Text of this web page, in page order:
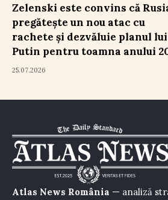
Zelenski este convins că
pregătește un nou atac cu
rachete și dezvăluie planul lui
Putin pentru toamna anului
25.07.2026
Atlas News România — analiză